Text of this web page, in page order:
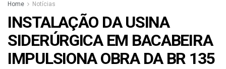
Home Notícias
INSTALAÇÃO DA USINA
SIDERÚRGICA EM BACABEIRA
IMPULSIONA OBRA DA BR 135